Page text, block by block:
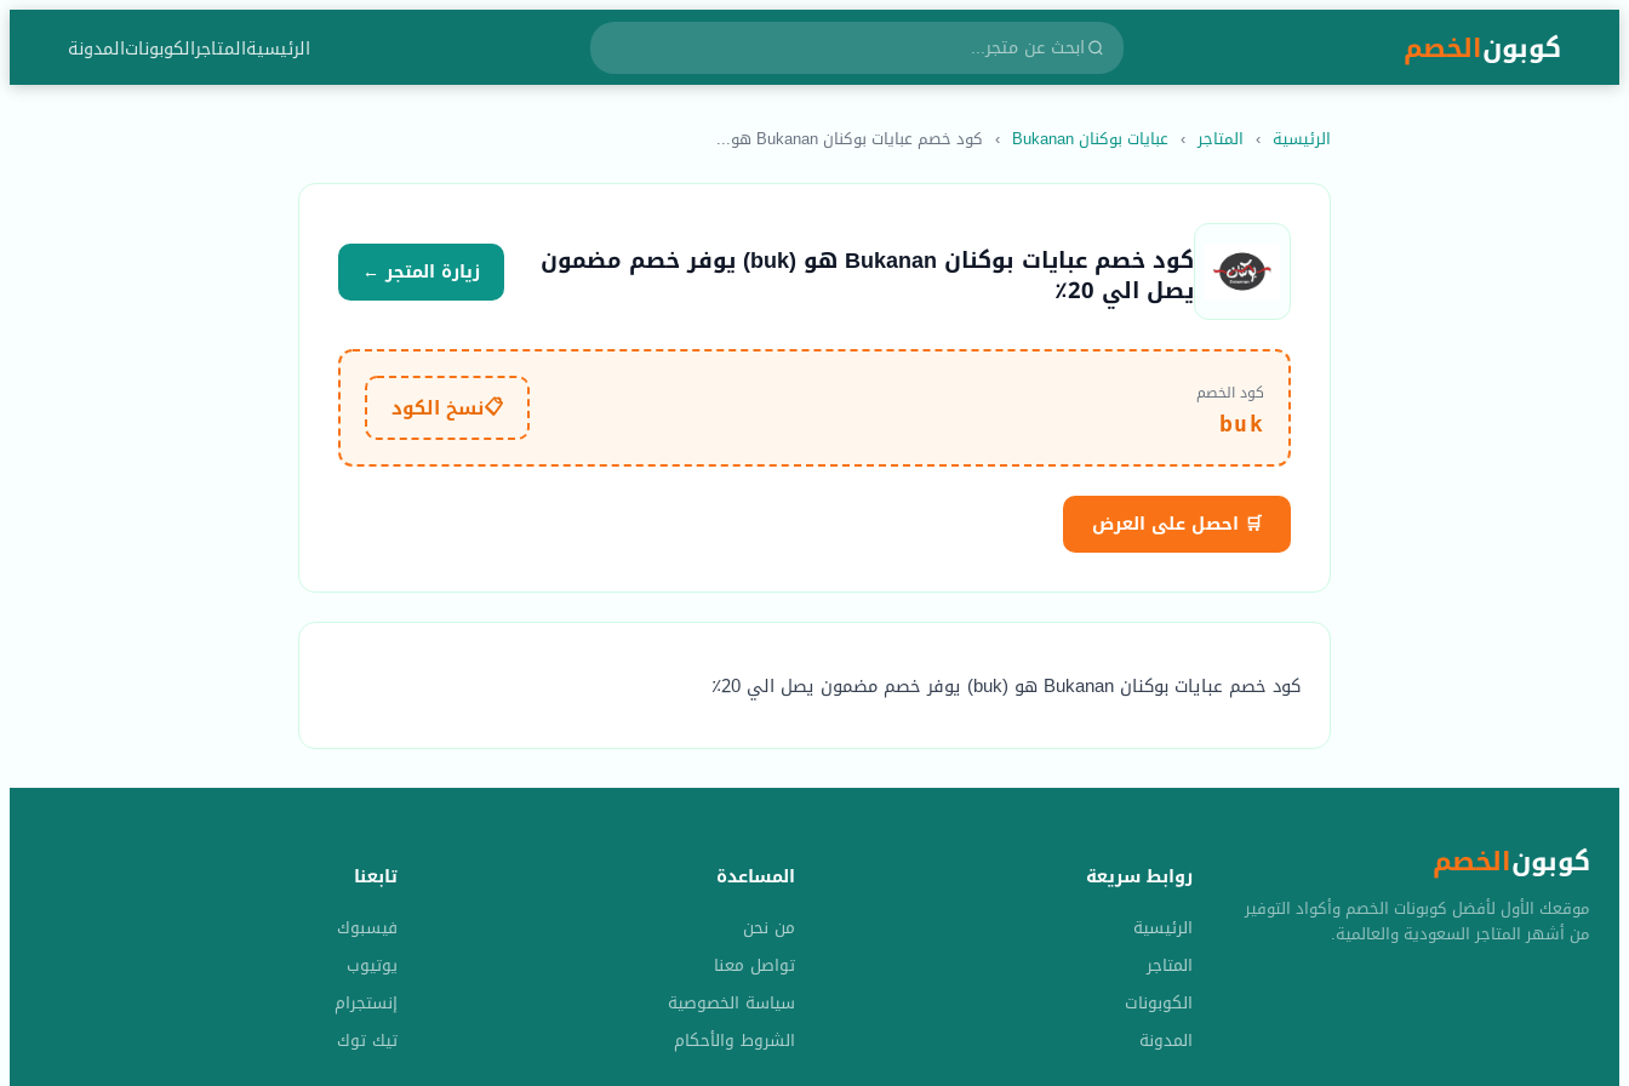
كوبونالخصم الرئيسيةالمتاجرالكوبوناتالمدونة
الرئيسية › المتاجر › عبايات بوكنان Bukanan › كود خصم عبايات بوكنان Bukanan هو...
كود خصم عبايات بوكنان Bukanan هو (buk) يوفر خصم مضمون
يصل الي 20٪ زيارة المتجر ←
كود الخصم
buk
📋نسخ الكود
🛒 احصل على العرض
كود خصم عبايات بوكنان Bukanan هو (buk) يوفر خصم مضمون يصل الي 20٪
كوبونالخصم
موقعك الأول لأفضل كوبونات الخصم وأكواد التوفير
من أشهر المتاجر السعودية والعالمية.
روابط سريعة
الرئيسية
المتاجر
الكوبونات
المدونة
المساعدة
من نحن
تواصل معنا
سياسة الخصوصية
الشروط والأحكام
تابعنا
فيسبوك
يوتيوب
إنستجرام
تيك توك